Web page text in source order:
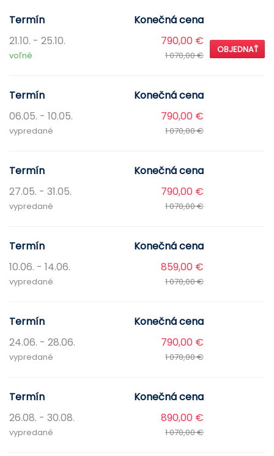
Termín
Konečná cena
21.10. - 25.10.
790,00 €
1 070,00 €
voľné
OBJEDNAŤ
Termín
Konečná cena
06.05. - 10.05.
790,00 €
1 070,00 €
vypredané
Termín
Konečná cena
27.05. - 31.05.
790,00 €
1 070,00 €
vypredané
Termín
Konečná cena
10.06. - 14.06.
859,00 €
1 070,00 €
vypredané
Termín
Konečná cena
24.06. - 28.06.
790,00 €
1 070,00 €
vypredané
Termín
Konečná cena
26.08. - 30.08.
890,00 €
1 070,00 €
vypredané